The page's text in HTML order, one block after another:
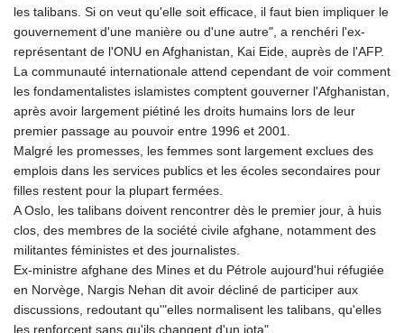
MOP 9.314584
MRU 46.338424
MUR 54.419742
MVR 17.862733
MWK 1998.775164
MXN 19.811945
MYR 4.728715
MZN 73.882892
NAD 18.726567
NGN 1577.963717
NIO 42.419473
NOK 10.99759
NPR 175.501819
NZD 1.966719
OMR 0.442445
PAB 1.152686
PEN 3.903651
les talibans. Si on veut qu'elle soit efficace, il faut bien impliquer le
gouvernement d'une manière ou d'une autre", a renchéri l'ex-
représentant de l'ONU en Afghanistan, Kai Eide, auprès de l'AFP.
La communauté internationale attend cependant de voir comment
les fondamentalistes islamistes comptent gouverner l'Afghanistan,
après avoir largement piétiné les droits humains lors de leur
premier passage au pouvoir entre 1996 et 2001.
Malgré les promesses, les femmes sont largement exclues des
emplois dans les services publics et les écoles secondaires pour
filles restent pour la plupart fermées.
A Oslo, les talibans doivent rencontrer dès le premier jour, à huis
clos, des membres de la société civile afghane, notamment des
militantes féministes et des journalistes.
Ex-ministre afghane des Mines et du Pétrole aujourd'hui réfugiée
en Norvège, Nargis Nehan dit avoir décliné de participer aux
discussions, redoutant qu'"elles normalisent les talibans, qu'elles
les renforcent sans qu'ils changent d'un iota".